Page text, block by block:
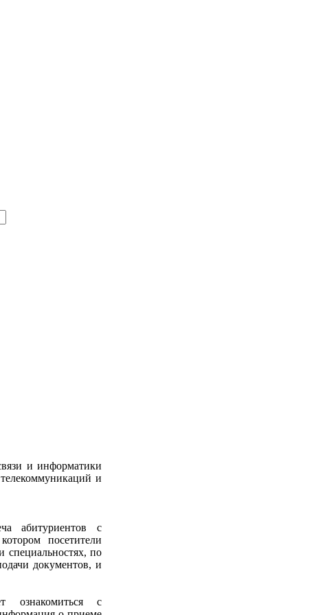
и информатики
и
абитуриентов с
посетители
специальностях, по
документов, и
ознакомиться с